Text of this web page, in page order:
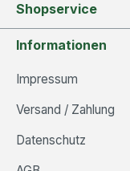
Shopservice
Informationen
Impressum
Versand / Zahlung
Datenschutz